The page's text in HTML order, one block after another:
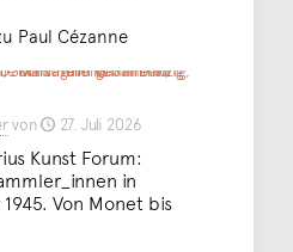
Paul Cézanne
von 27. Juli 2026
Kunst Forum:
in
Von Monet bis